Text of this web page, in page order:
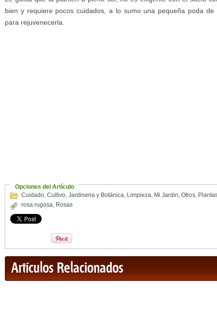
bien y requiere pocos cuidados, a lo sumo una pequeña poda
para rejuvenecerla.
Opciones del Artículo
Cuidado, Cultivo, Jardineria y Botánica, Limpieza, Mi Jardin, Otros,
rosa rugosa, Rosas
Artículos Relacionados